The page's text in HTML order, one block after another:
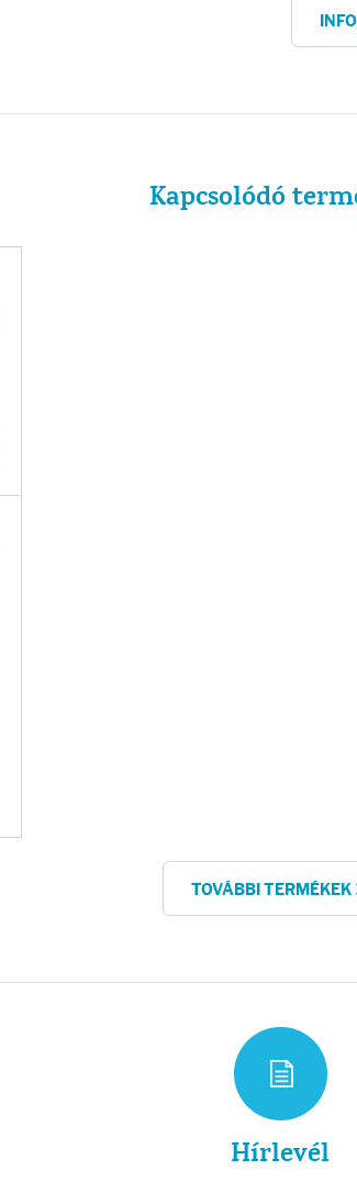
Kapcsolódó
TOVÁBBI TERMÉKEK
Hírlevél